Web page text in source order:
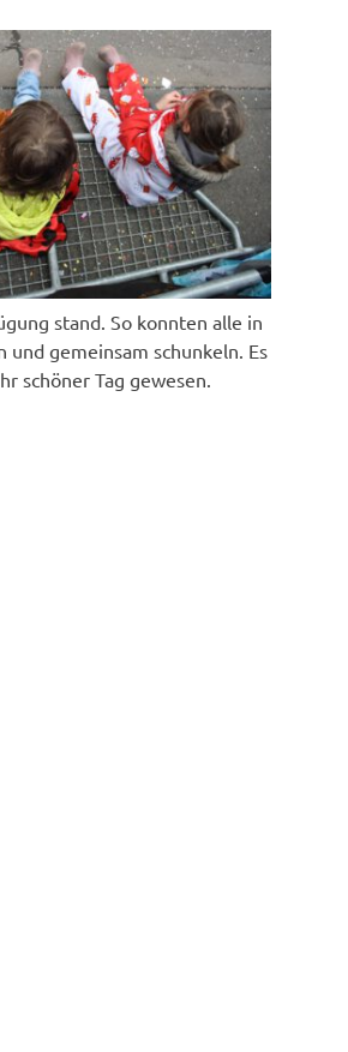
stand. So konnten alle in
gemeinsam schunkeln. Es
schöner Tag gewesen.